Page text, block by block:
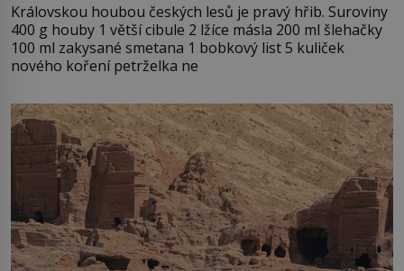
Královskou houbou českých lesů je pravý hřib. Suroviny
400 g houby 1 větší cibule 2 lžíce másla 200 ml šlehačky
100 ml zakysané smetana 1 bobkový list 5 kuliček
nového koření petrželka ne